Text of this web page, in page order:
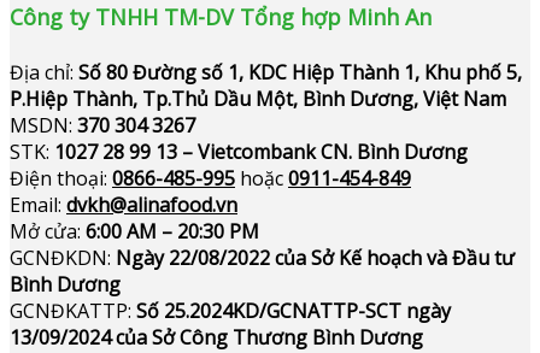
Công ty TNHH TM-DV Tổng hợp Minh An
Địa chỉ: Số 80 Đường số 1, KDC Hiệp Thành 1, Khu phố 5,
P.Hiệp Thành, Tp.Thủ Dầu Một, Bình Dương, Việt Nam
MSDN: 370 304 3267
STK: 1027 28 99 13 – Vietcombank CN. Bình Dương
Điện thoại: 0866-485-995 hoặc0911-454-849
Email: dvkh@alinafood.vn
Mở cửa: 6:00 AM – 20:30 PM
GCNĐKDN: Ngày 22/08/2022 của Sở Kế hoạch và Đầu tư
Bình Dương
GCNĐKATTP: Số 25.2024KD/GCNATTP-SCT ngày
13/09/2024 của Sở Công Thương Bình Dương